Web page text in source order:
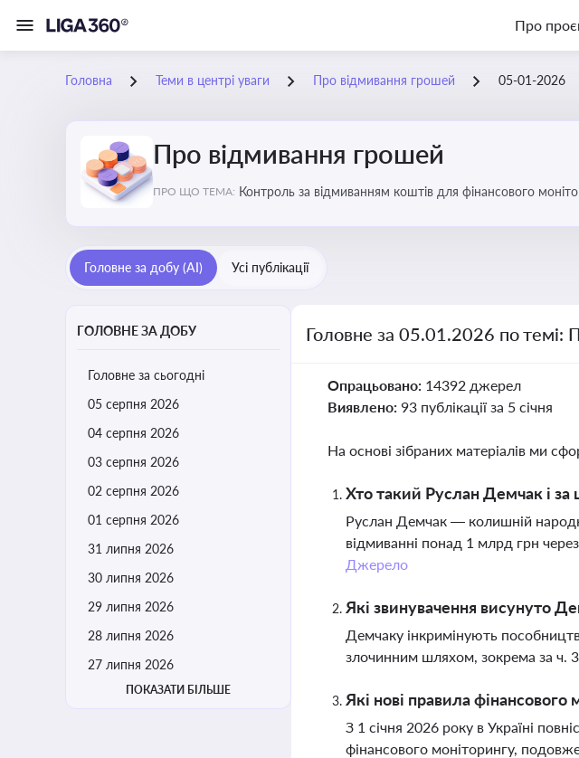
Про
Головна Теми в центрі уваги Про відмивання грошей 05-01-2026
Про відмивання грошей
ПРО ЩО ТЕМА: Контроль за відмиванням коштів для фінансового
Головне за добу (AI) Усі публікації
ГОЛОВНЕ ЗА ДОБУ
Головне за сьогодні
05 серпня 2026
04 серпня 2026
03 серпня 2026
02 серпня 2026
01 серпня 2026
31 липня 2026
30 липня 2026
29 липня 2026
28 липня 2026
27 липня 2026
ПОКАЗАТИ БІЛЬШЕ
Головне за 05.01.2026 по темі:
Опрацьовано: 14392 джерел
Виявлено: 93 публікації за 5 січня
На основі зібраних матеріалів ми
Хто такий Руслан Демчак і
Руслан Демчак — колишній
відмиванні понад 1 млрд грн
Джерело
Які звинувачення висунуто
Демчаку інкримінують
злочинним шляхом, зокрема за ч.
Які нові правила фінансового
З 1 січня 2026 року в Україні
фінансового моніторингу,